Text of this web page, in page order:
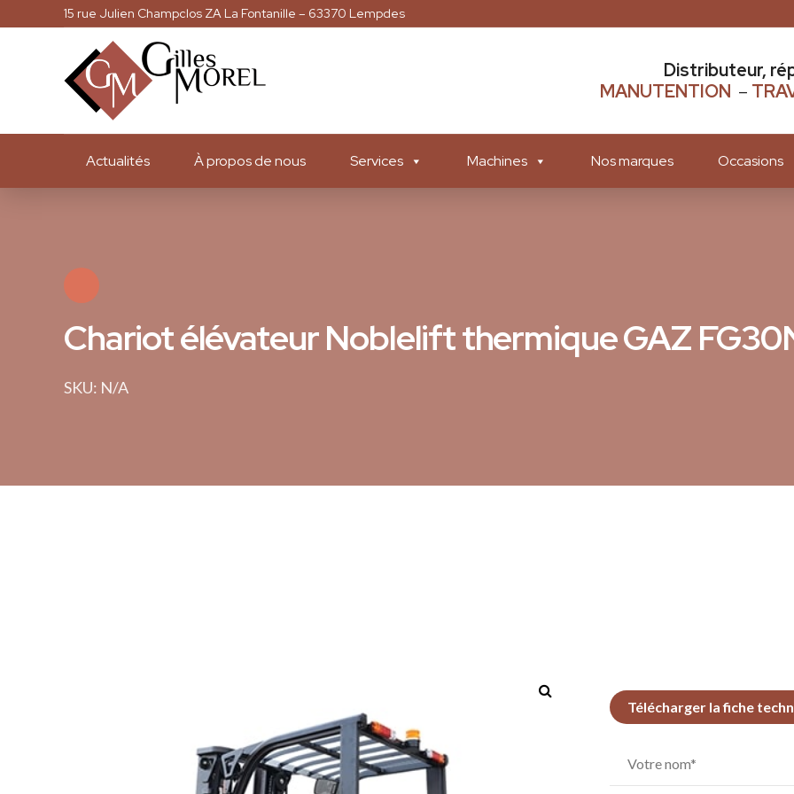
15 rue Julien Champclos ZA La Fontanille – 63370 Lempdes
Distributeur,
MANUTENTION –
Actualités À propos de nous Services Machines Nos marques Occasions
Chariot élévateur Noblelift thermique GAZ
SKU: N/A
Télécharger la fiche